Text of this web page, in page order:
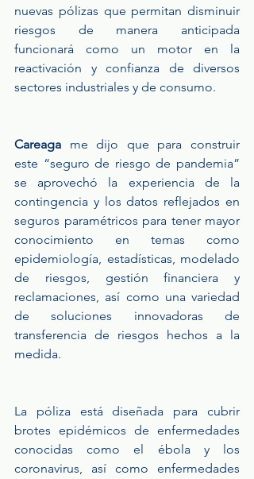
nuevas pólizas que permitan disminuir
riesgos de manera anticipada
funcionará como un motor en la
reactivación y confianza de diversos
sectores industriales y de consumo.
Careaga me dijo que para construir
este “seguro de riesgo de pandemia”
se aprovechó la experiencia de la
contingencia y los datos reflejados en
seguros paramétricos para tener mayor
conocimiento en temas como
epidemiología, estadísticas, modelado
de riesgos, gestión financiera y
reclamaciones, así como una variedad
de soluciones innovadoras de
transferencia de riesgos hechos a la
medida.
La póliza está diseñada para cubrir
brotes epidémicos de enfermedades
conocidas como el ébola y los
coronavirus, así como enfermedades